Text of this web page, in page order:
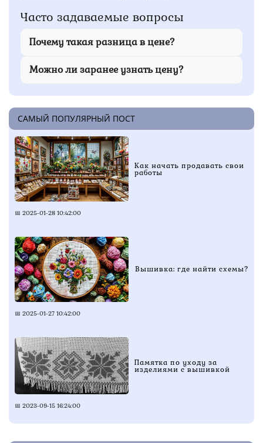
Часто задаваемые вопросы
Почему такая разница в цене?
Можно ли заранее узнать цену?
САМЫЙ ПОПУЛЯРНЫЙ ПОСТ
Как начать продавать свои
работы
📅 2025-01-28 10:42:00
Вышивка: где найти схемы?
📅 2025-01-27 10:42:00
Памятка по уходу за
изделиями с вышивкой
📅 2023-09-15 16:24:00